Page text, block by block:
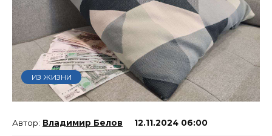
ИЗ ЖИЗНИ
Владимир Белов 12.11.2024 06:00